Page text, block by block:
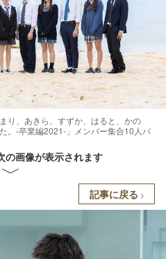
り、あきら、すずか、はると、かの
。-卒業編2021-」メンバー集合10人バ
の画像が表示されます
記事に戻る